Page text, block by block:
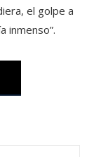
el golpe a
inmenso”.